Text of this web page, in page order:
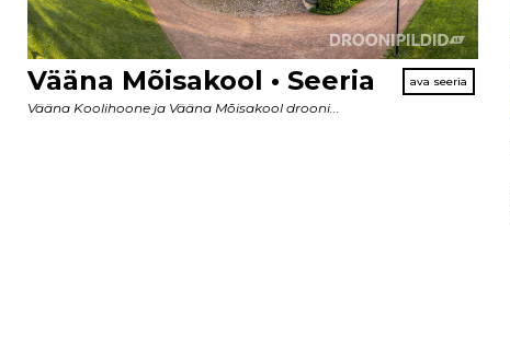
Vääna Mõisakool • Seeria
Vääna Koolihoone ja Vääna Mõisakool drooni...